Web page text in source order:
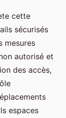
cette
sécurisés
mesures
autorisé et
des accès,
espaces